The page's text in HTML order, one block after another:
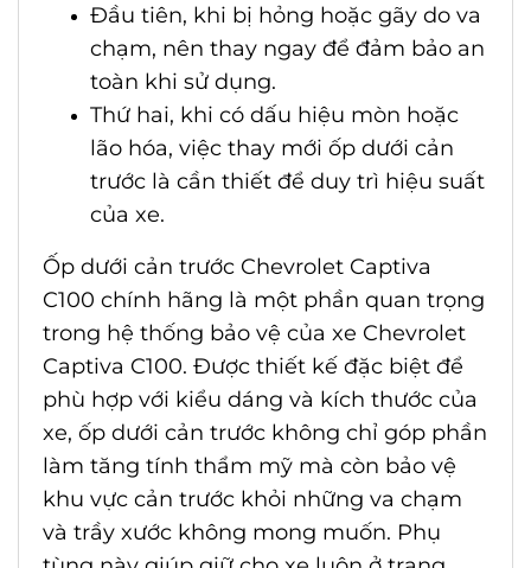
Đầu tiên, khi bị hỏng hoặc gãy do va
chạm, nên thay ngay để đảm bảo an
toàn khi sử dụng.
Thứ hai, khi có dấu hiệu mòn hoặc
lão hóa, việc thay mới ốp dưới cản
trước là cần thiết để duy trì hiệu suất
của xe.
Ốp dưới cản trước Chevrolet Captiva
C100 chính hãng là một phần quan trọng
trong hệ thống bảo vệ của xe Chevrolet
Captiva C100. Được thiết kế đặc biệt để
phù hợp với kiểu dáng và kích thước của
xe, ốp dưới cản trước không chỉ góp phần
làm tăng tính thẩm mỹ mà còn bảo vệ
khu vực cản trước khỏi những va chạm
và trầy xước không mong muốn. Phụ